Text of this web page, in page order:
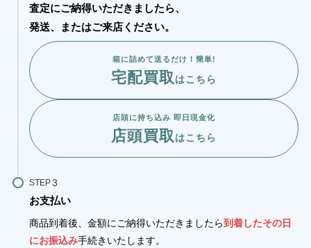
査定にご納得いただきましたら、
発送、またはご来店ください。
箱に詰めて送るだけ！簡単!
宅配買取はこちら
店頭に持ち込み 即日現金化
店頭買取はこちら
STEP
お支払い
商品到着後、金額にご納得いただきましたら到着したその日
にお振込み手続きいたします。